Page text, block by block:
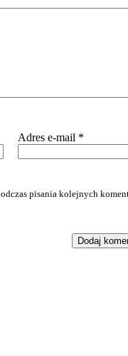
Adres e-mail *
pisania kolejnych